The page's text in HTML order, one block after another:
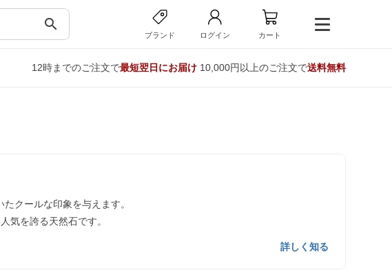
search
ブランド ログイン カート
12時までのご注文で最短翌日にお届け10,000円以上のご注文で送料無料
クールな印象を与えます。
気を誇る天然石です。
詳しく知る